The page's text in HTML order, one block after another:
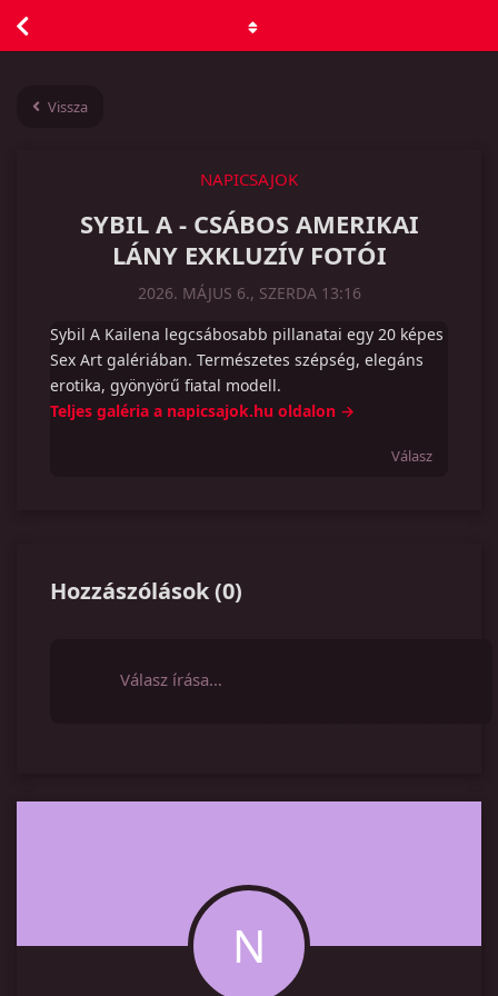
Vissza
NAPICSAJOK
SYBIL A - CSÁBOS AMERIKAI
LÁNY EXKLUZÍV FOTÓI
2026. MÁJUS 6., SZERDA 13:16
Sybil A Kailena legcsábosabb pillanatai egy 20 képes
Sex Art galériában. Természetes szépség, elegáns
erotika, gyönyörű fiatal modell.
Teljes galéria a napicsajok.hu oldalon →
Válasz
Hozzászólások(0)
Válasz írása…
N